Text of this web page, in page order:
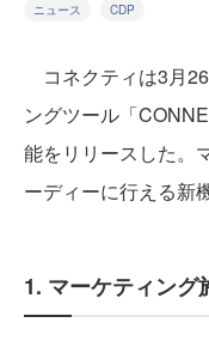
ニュース CDP
コネクティは3月
ングツール「
能をリリースした。
ーディーに行える新
1. マーケティング